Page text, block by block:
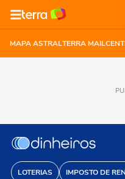
MAPA ASTRALTERRA MAIL
LOTERIAS IMPOSTO DE